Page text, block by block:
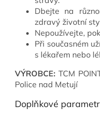
Dbejte na
zdravý životní
Nepoužívejte,
Při současném
s lékařem nebo
VÝROBCE: TCM
Police nad Metují
Doplňkové